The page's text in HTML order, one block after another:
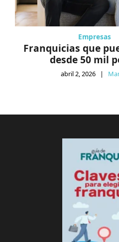
Empresas
Franquicias que
desde 50 mil
abril 2, 2026 |